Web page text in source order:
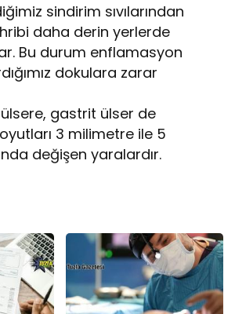
sindirim sıvılarından
daha derin yerlerde
Bu durum enflamasyon
dokulara zarar
gastrit ülser de
3 milimetre ile 5
değişen yaralardır.